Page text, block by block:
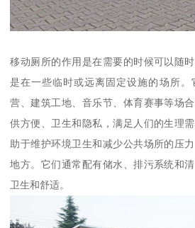
移动厕所的作用是在需要的时候可以随
是在一些临时或远离固定设施的场所
营、建筑工地、音乐节、体育赛事等场
供方便、卫生和隐私，满足人们的生理
助于维护环境卫生和减少公共场所的压
地方。它们通常配有储水、排污系统和
卫生和舒适。